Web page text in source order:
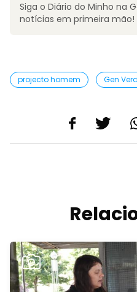
Siga o Diário do Minho na
notícias em primeira mão!
projecto homem Gen